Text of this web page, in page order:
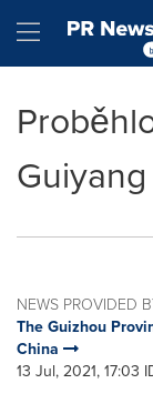
Hamburger
NEWS PROVIDED
The Guizhou
China
13 Jul, 2021, 17:03